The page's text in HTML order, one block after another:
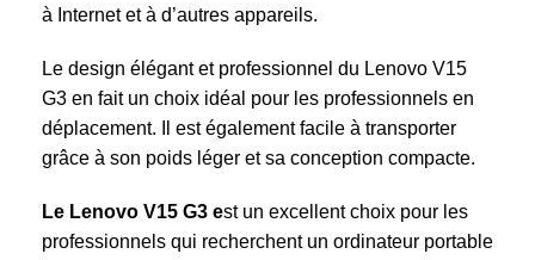
à Internet et à d’autres appareils.
Le design élégant et professionnel du Lenovo V15
G3 en fait un choix idéal pour les professionnels en
déplacement. Il est également facile à transporter
grâce à son poids léger et sa conception compacte.
Le Lenovo V15 G3 est un excellent choix pour les
professionnels qui recherchent un ordinateur portable